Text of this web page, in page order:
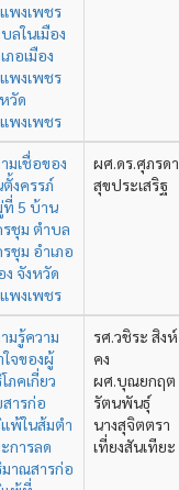
พงเพชร
ลในเมือง
ภอเมือง
พงเพชร
วัด
พงเพชร
มเชื่อของ
งครรภ์
5 บ้าน
ชุม ตำบล
ชุม อำเภอ
ง จังหวัด
พงเพชร
ผศ.ดร.ศุภรดา
สุขประเสริฐ
มรู้ความ
ใจของผู้
ภคเกี่ยว
ารก่อ
พ้ในส้มตำ
การลด
าณสารก่อ
รศ.วชิระ สิงห์
คง
ผศ.บุณยกฤต
รัตนพันธุ์
นางสุจิตตรา
เที่ยงสันเทียะ